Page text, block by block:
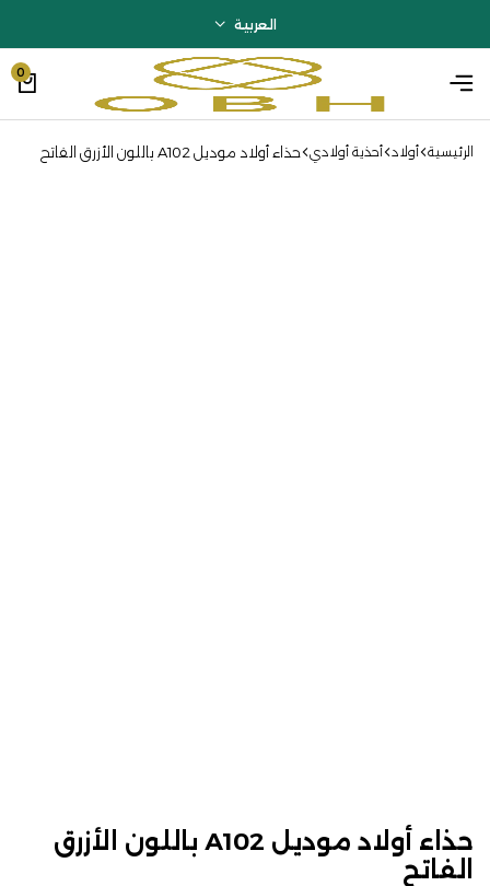
العربية
0
الرئيسية أولاد أحذية أولادي حذاء أولاد موديل A102 باللون الأزرق الفاتح
حذاء أولاد موديل A102 باللون الأزرق
الفاتح